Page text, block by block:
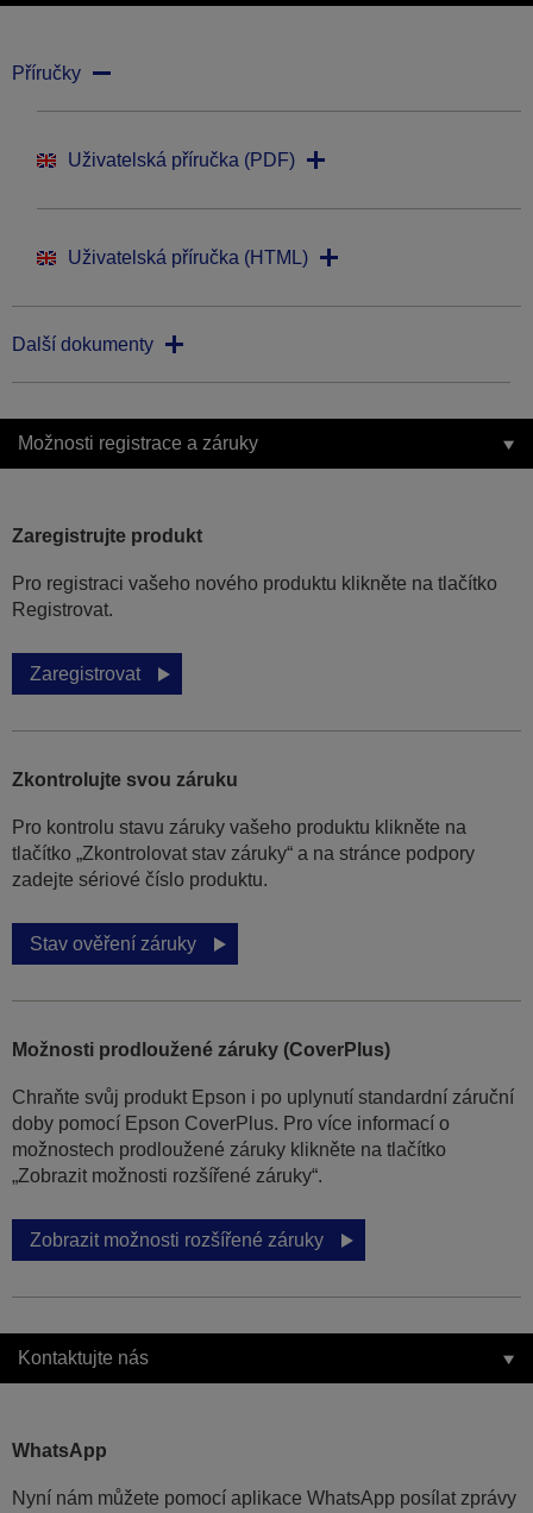
Příručky
Uživatelská příručka (PDF)
Uživatelská příručka (HTML)
Další dokumenty
Možnosti registrace a záruky
Zaregistrujte produkt
Pro registraci vašeho nového produktu klikněte na tlačítko
Registrovat.
Zaregistrovat
Zkontrolujte svou záruku
Pro kontrolu stavu záruky vašeho produktu klikněte na
tlačítko „Zkontrolovat stav záruky“ a na stránce podpory
zadejte sériové číslo produktu.
Stav ověření záruky
Možnosti prodloužené záruky (CoverPlus)
Chraňte svůj produkt Epson i po uplynutí standardní záruční
doby pomocí Epson CoverPlus. Pro více informací o
možnostech prodloužené záruky klikněte na tlačítko
„Zobrazit možnosti rozšířené záruky“.
Zobrazit možnosti rozšířené záruky
Kontaktujte nás
WhatsApp
Nyní nám můžete pomocí aplikace WhatsApp posílat zprávy